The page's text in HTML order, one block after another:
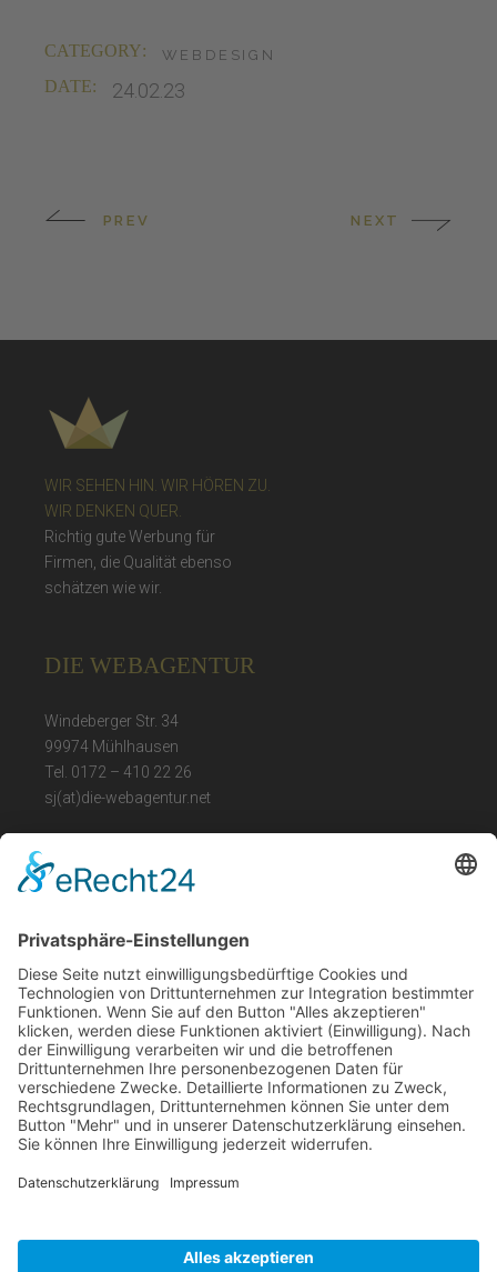
CATEGORY: WEBDESIGN
DATE: 24.02.23
PREV NEXT
WIR SEHEN HIN. WIR HÖREN ZU.
WIR DENKEN QUER.
Richtig gute Werbung für
Firmen, die Qualität ebenso
schätzen wie wir.
DIE WEBAGENTUR
Windeberger Str. 34
99974 Mühlhausen
Tel. 0172 – 410 22 26
sj(at)die-webagentur.net
LEGAL
Impressum
Datenschutz
Barrierefreiheit
ÖFFNUNGSZEITEN
Mo. Fr. : 09.00 – 16.00 Uhr